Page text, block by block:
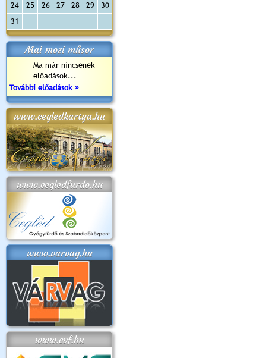
24
25 26 27 28 29
30
31
Mai mozi műsor
Ma már nincsenek
előadások...
További előadások »
www.cegledkartya.hu
www.cegledfurdo.hu
www.varvag.hu
www.cvf.hu